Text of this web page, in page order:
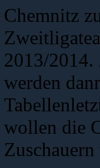
Chemnitz
2013/2014.
werden
wollen die